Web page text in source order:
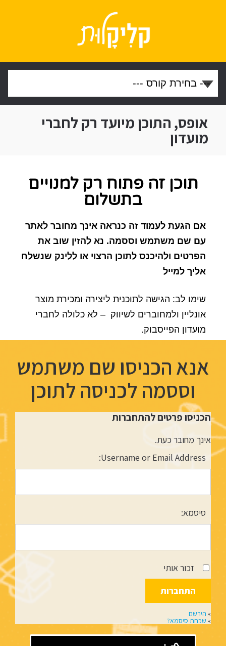
אופס, התוכן מיועד רק לחברי
מועדון
תוכן זה פתוח רק למנויים
בתשלום
אם הגעת לעמוד זה כנראה אינך מחובר לאתר
עם שם משתמש וססמה. נא להזין שוב את
הפרטים ולהיכנס לתוכן הרצוי או ללינק שנשלח
אליך למייל
שימו לב: הגישה לתוכנית ליצירה ומכירת מוצר
אונליין ולמחוברים לשיווק – לא כלולה לחברי
מועדון הפייסבוק.
אנא הכניסו שם משתמש
וססמה לכניסה לתוכן
הכניסו פרטים להתחברות
אינך מחובר כעת.
Username or Email Address:
סיסמא:
זכור אותי
» הירשם
» שכחת סיסמא?